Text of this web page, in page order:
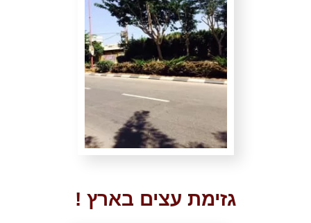
גזימת עצים בארץ !